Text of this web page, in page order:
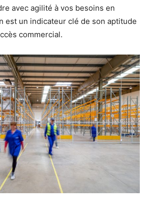
avec agilité à vos besoins en
est un indicateur clé de son aptitude
commercial.